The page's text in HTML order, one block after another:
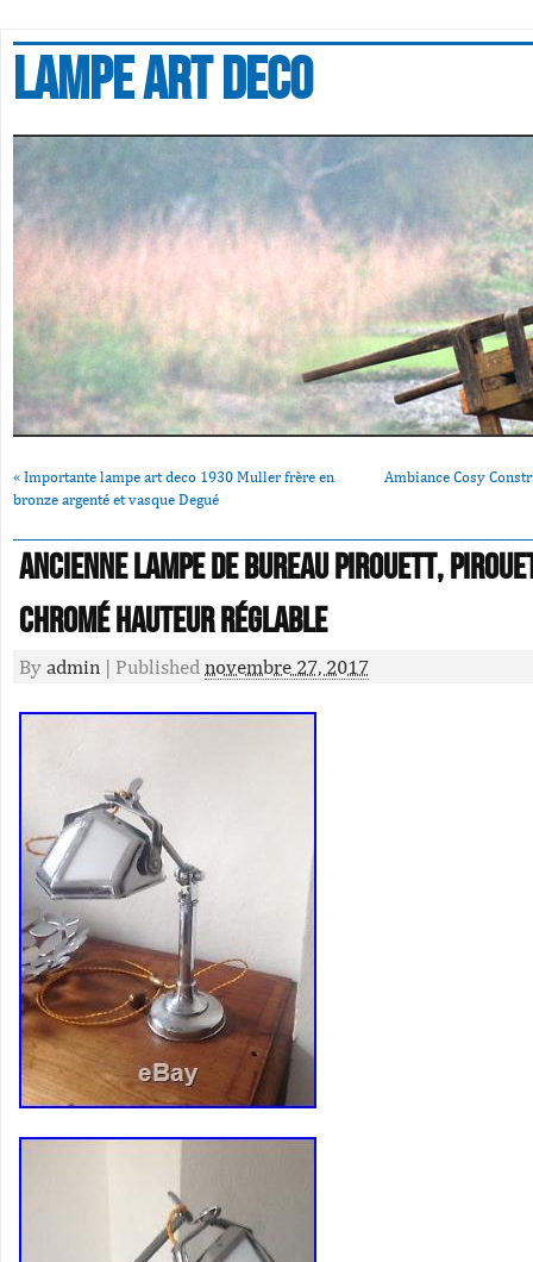
Lampe art deco
« Importante lampe art deco 1930 Muller frère en
bronze argenté et vasque Degué
Ambiance Cosy
Ancienne lampe de bureau PIROUETT,
chromé hauteur réglable
By admin | Published novembre 27, 2017